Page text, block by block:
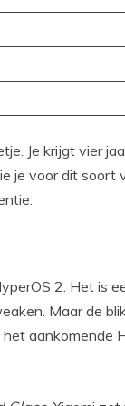
Je krijgt vier
je voor dit
2. Het is
Maar de
aankomende